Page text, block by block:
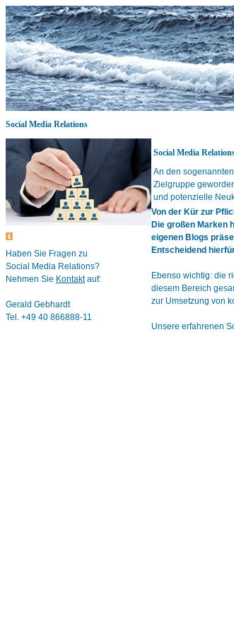
Social Media Relations
Haben Sie Fragen zu
Social Media Relations?
Nehmen Sie Kontaktauf:
Gerald Gebhardt
Tel. +49 40 866888-11
Social Media
An den
Zielgruppe
und potenzielle
Von der Kür zur
Die großen Marken
eigenen Blogs
Entscheidend
Ebenso wichtig: die
diesem Bereich
zur Umsetzung von
Unsere erfahrenen